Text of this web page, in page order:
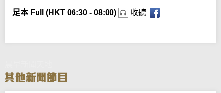
足本 Full (HKT 06:30 - 08:00) 收聽